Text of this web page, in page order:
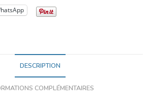
DESCRIPTION
COMPLÉMENTAIRES